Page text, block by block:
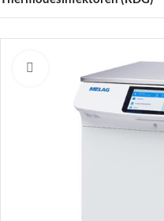
Zum Vergrößern klicken